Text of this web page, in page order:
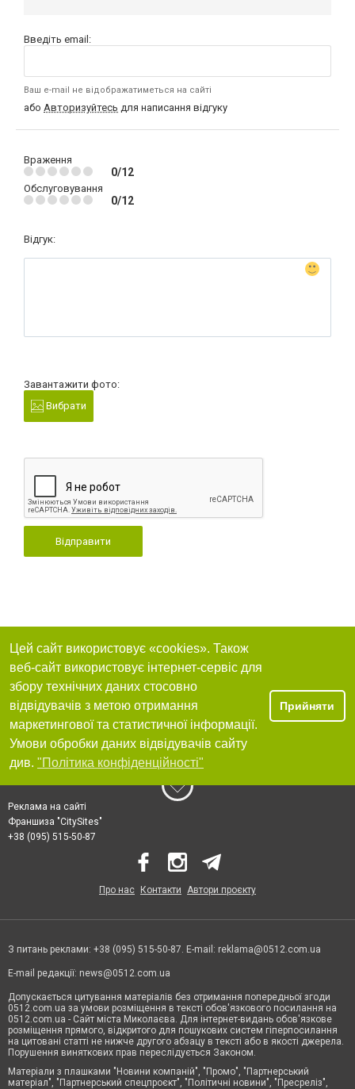
Введіть email:
Ваш e-mail не відображатиметься на сайті
або Авторизуйтесь для написання відгуку
Враження
0/12
Обслуговування
0/12
Відгук:
Завантажити фото:
Вибрати
Відправити
Цей сайт використовує «cookies». Також
веб-сайт використовує інтернет-сервіс для
збору технічних даних стосовно
відвідувачів з метою отримання
маркетингової та статистичної інформації.
Умови обробки даних відвідувачів сайту
див. "Політика конфіденційності"
Прийняти
Реклама на сайті
Франшиза "CitySites"
+38 (095) 515-50-87
Про нас Контакти Автори проєкту
З питань реклами: +38 (095) 515-50-87. E-mail: reklama@0512.com.ua
E-mail редакції: news@0512.com.ua
Допускається цитування матеріалів без отримання попередньої згоди
0512.com.ua за умови розміщення в тексті обов'язкового посилання на
0512.com.ua - Сайт міста Миколаєва. Для інтернет-видань обов'язкове
розміщення прямого, відкритого для пошукових систем гіперпосилання
на цитовані статті не нижче другого абзацу в тексті або в якості джерела.
Порушення виняткових прав переслідується Законом.
Матеріали з плашками "Новини компаній", "Промо", "Партнерський
матеріал", "Партнерський спецпроєкт", "Політичні новини", "Пресреліз",